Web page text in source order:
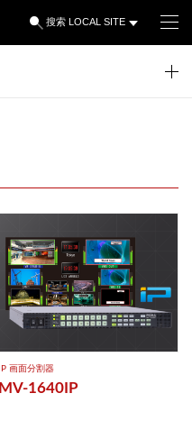
搜索 LOCAL SITE
IP ​画面分割器
MV-1640IP